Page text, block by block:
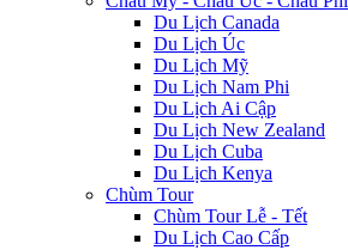
Du Lịch Canada
Du Lịch Úc
Du Lịch Mỹ
Du Lịch Nam Phi
Du Lịch Ai Cập
Du Lịch New Zealand
Du Lịch Cuba
Du Lịch Kenya
Chùm Tour
Chùm Tour Lễ - Tết
Du Lịch Cao Cấp